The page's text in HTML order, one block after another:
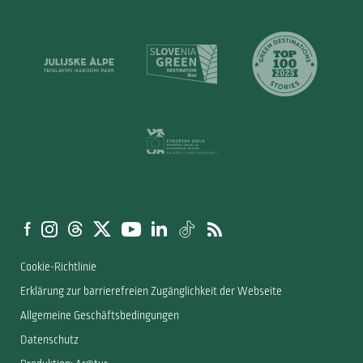
Cookie-Richtlinie
Erklärung zur barrierefreien Zugänglichkeit der Webseite
Allgemeine Geschäftsbedingungen
Datenschutz